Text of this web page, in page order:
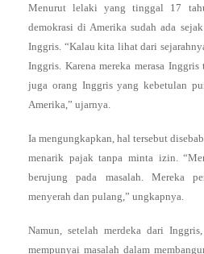
Menurut lelaki yang tinggal 17
demokrasi di Amerika sudah ada
Inggris. “Kalau kita lihat dari
Inggris. Karena mereka merasa Inggris
juga orang Inggris yang kebetulan
Amerika,” ujarnya.
Ia mengungkapkan, hal tersebut
menarik pajak tanpa minta izin.
berujung pada masalah. Mereka
menyerah dan pulang,” ungkapnya.
Namun, setelah merdeka dari
mempunyai masalah dalam